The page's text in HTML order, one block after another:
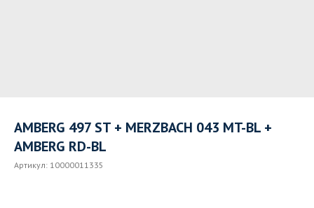
AMBERG 497 ST + MERZBACH 043 MT-BL +
AMBERG RD-BL
Артикул: 10000011335